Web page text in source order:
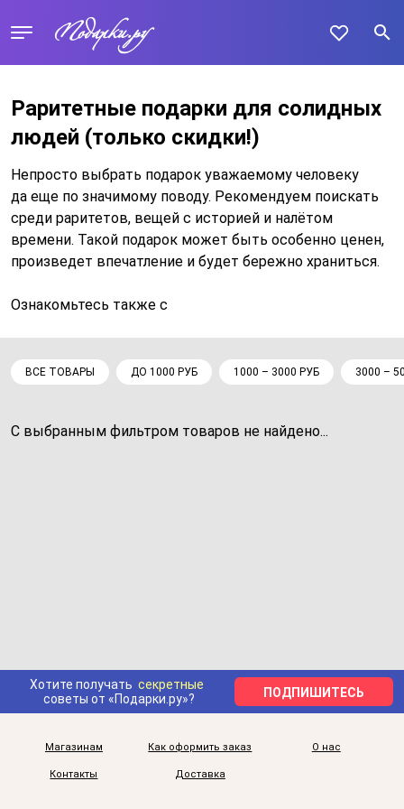
Раритетные подарки для солидных
людей (только скидки!)
Непросто выбрать подарок уважаемому человеку
да еще по значимому поводу. Рекомендуем поискать
среди раритетов, вещей с историей и налётом
времени. Такой подарок может быть особенно ценен,
произведет впечатление и будет бережно храниться.
Ознакомьтесь также с
ВСЕ ТОВАРЫ ДО 1000 РУБ 1000 – 3000 РУБ 3000 –
С выбранным фильтром товаров не найдено...
Хотите получать секретные
советы от «Подарки.ру»?
ПОДПИШИТЕСЬ
Магазинам Как оформить заказ О нас
Контакты Доставка